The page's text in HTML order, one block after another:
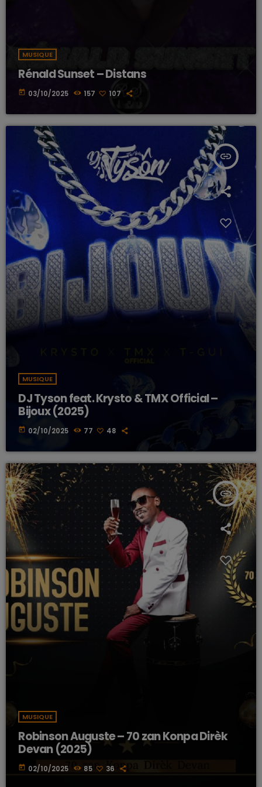
MUSIQUE
Rénald Sunset – Distans
today 03/10/2025 157 107
insert_link
MUSIQUE
DJ Tyson feat. Krysto & TMX Official –
Bijoux (2025)
today 02/10/2025 77 48
insert_link
MUSIQUE
Robinson Auguste – 70 zan Konpa Dirèk
Devan (2025)
today 02/10/2025 85 36